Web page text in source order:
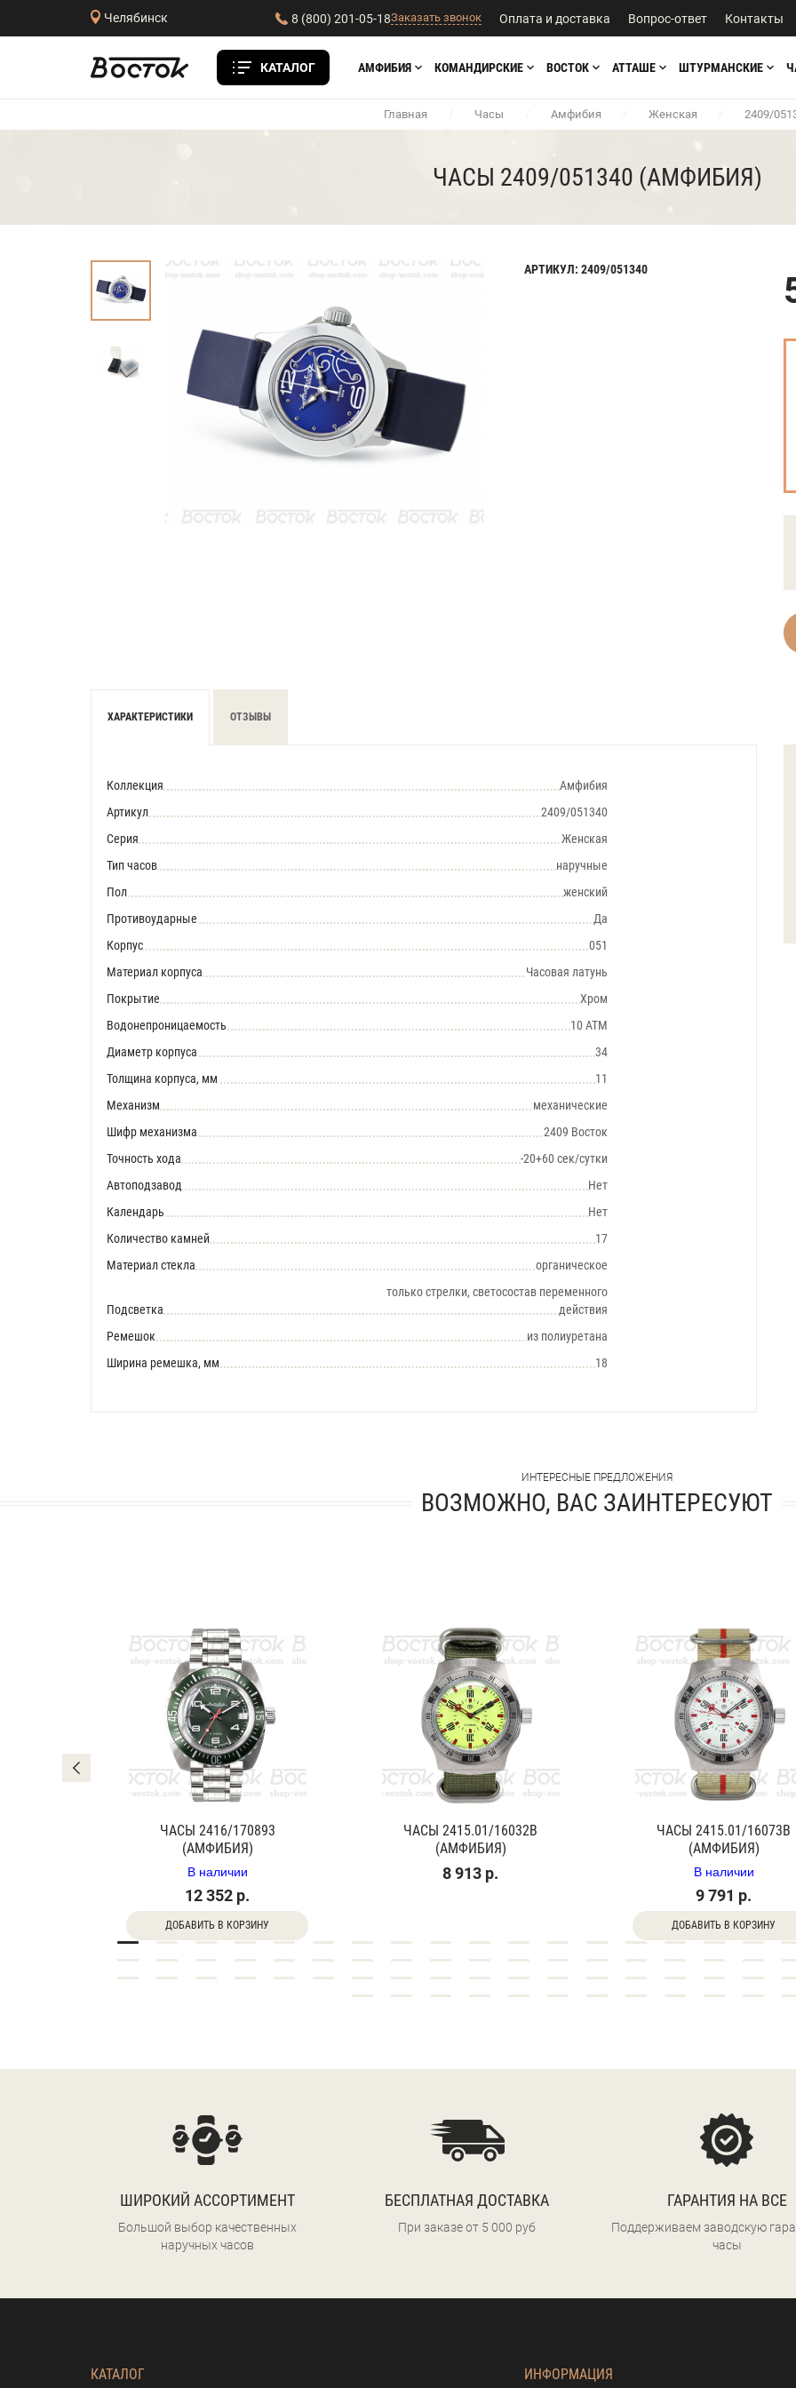
Челябинск 8 (800) 201-05-18Заказать звонок Оплата и доставка Вопрос-ответ Контакты
КАТАЛОГ АМФИБИЯ КОМАНДИРСКИЕ ВОСТОК АТТАШЕ ШТУРМАНСКИЕ
Главная / Часы / Амфибия / Женская / 2409/
ЧАСЫ 2409/051340 (АМФИБИЯ)
АРТИКУЛ: 2409/051340
ХАРАКТЕРИСТИКИ ОТЗЫВЫ
Коллекция
Амфибия
Артикул
2409/051340
Серия
Женская
Тип часов
наручные
Пол
женский
Противоударные
Да
Корпус
051
Материал корпуса
Часовая латунь
Покрытие
Хром
Водонепроницаемость
10 АТМ
Диаметр корпуса
34
Толщина корпуса, мм
11
Механизм
механические
Шифр механизма
2409 Восток
Точность хода
-20+60 сек/сутки
Автоподзавод
Нет
Календарь
Нет
Количество камней
17
Материал стекла
органическое
Подсветка
только стрелки, светосостав переменного
действия
Ремешок
из полиуретана
Ширина ремешка, мм
18
ИНТЕРЕСНЫЕ ПРЕДЛОЖЕНИЯ
ВОЗМОЖНО, ВАС ЗАИНТЕРЕСУЮТ
ЧАСЫ 2416/170893
(АМФИБИЯ)
В наличии
12 352 р.
ДОБАВИТЬ В КОРЗИНУ
ЧАСЫ 2415.01/16032В
(АМФИБИЯ)
8 913 р.
ЧАСЫ 2415.01/16073В
(АМФИБИЯ)
В наличии
9 791 р.
ДОБАВИТЬ В КОРЗИНУ
ШИРОКИЙ АССОРТИМЕНТ
Большой выбор качественных
наручных часов
БЕСПЛАТНАЯ ДОСТАВКА
При заказе от 5 000 руб
ГАРАНТИЯ НА ВСЕ
Поддерживаем заводскую
часы
КАТАЛОГ ИНФОРМАЦИЯ